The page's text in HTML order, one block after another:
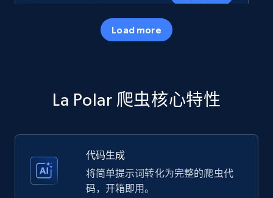
price, Currency, Availability, Reviews count, and
Load more
La Polar 爬虫核心特性
代码生成
将简单提示词转化为完整的爬虫代
码，开箱即用。